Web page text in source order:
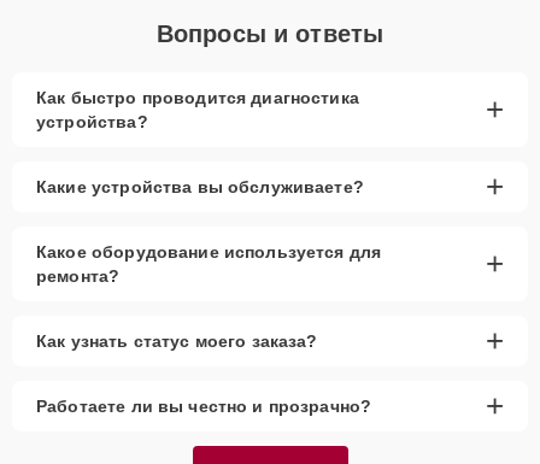
Вопросы и ответы
Как быстро проводится диагностика
устройства?
+
Какие устройства вы обслуживаете? +
Какое оборудование используется для
ремонта?
+
Как узнать статус моего заказа? +
Работаете ли вы честно и прозрачно? +